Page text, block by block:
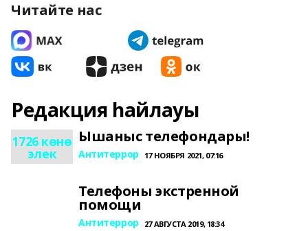
Читайте нас
Редакция һайлауы
1726 көнө
элек
Ышаныс телефондары!
Антитеррор 17 НОЯБРЯ 2021, 07:16
Телефоны экстренной
помощи
Антитеррор 27 АВГУСТА 2019, 18:34